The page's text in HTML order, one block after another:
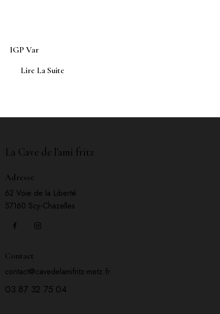
IGP Var
Lire La Suite
La Cave de l'ami fritz
Adresse
62 Voie de la Liberté
57160 Scy-Chazelles
Contact
contact@cavedelamifritz-metz.fr
03 87 32 75 04